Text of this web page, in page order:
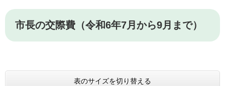
市長の交際費（令和6年7月から9月まで）
表のサイズを切り替える